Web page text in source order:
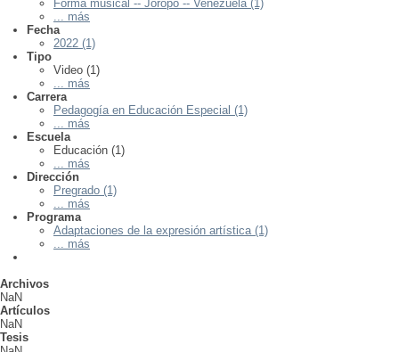
Forma musical -- Joropo -- Venezuela (1)
... más
Fecha
2022 (1)
Tipo
Video (1)
... más
Carrera
Pedagogía en Educación Especial (1)
... más
Escuela
Educación (1)
... más
Dirección
Pregrado (1)
... más
Programa
Adaptaciones de la expresión artística (1)
... más
Archivos
NaN
Artículos
NaN
Tesis